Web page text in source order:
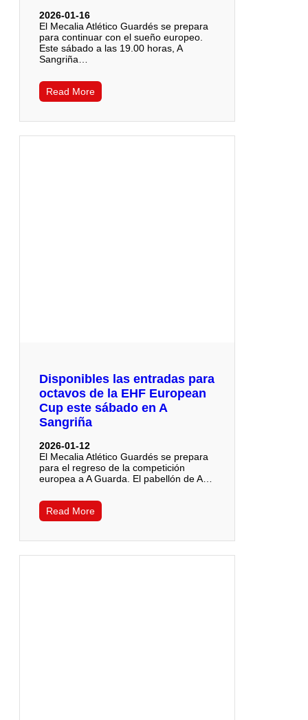
2026-01-16
El Mecalia Atlético Guardés se prepara
para continuar con el sueño europeo.
Este sábado a las 19.00 horas, A
Sangriña…
Read More
Disponibles las entradas para
octavos de la EHF European
Cup este sábado en A
Sangriña
2026-01-12
El Mecalia Atlético Guardés se prepara
para el regreso de la competición
europea a A Guarda. El pabellón de A…
Read More